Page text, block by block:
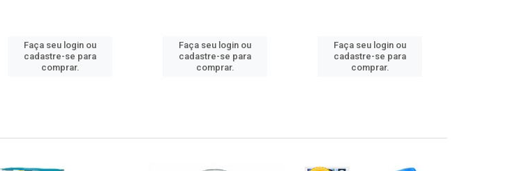
Faça seu login ou
cadastre-se para
comprar.
Faça seu login ou
cadastre-se para
comprar.
Faça seu login ou
cadastre-se para
comprar.